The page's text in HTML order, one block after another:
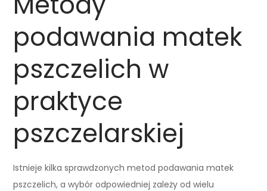
podawania matek
pszczelich w
praktyce
pszczelarskiej
Istnieje kilka sprawdzonych metod podawania matek
pszczelich, a wybór odpowiedniej zależy od wielu